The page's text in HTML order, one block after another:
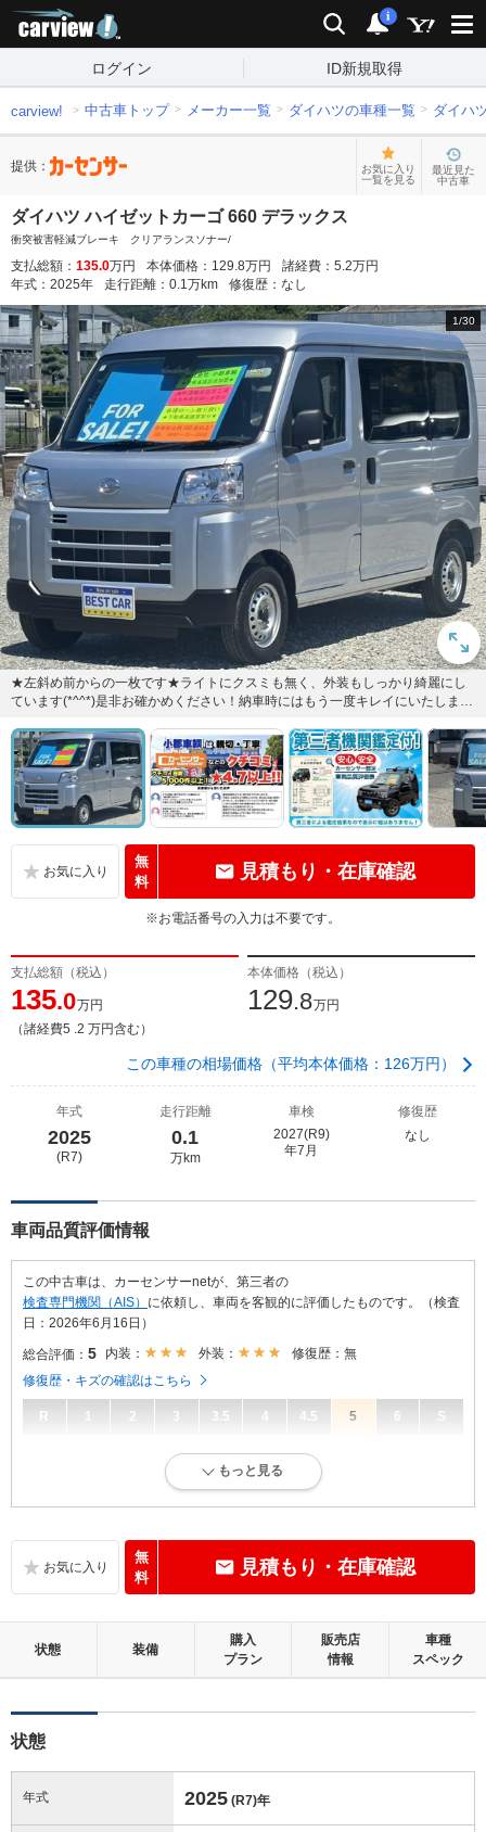
検索 通知
i
ログイン ID新規取得
carview! 中古車トップ メーカー一覧 ダイハツの車種一覧 ダイハ
提供：
お気に入り
一覧を見る
最近見た
中古車
ダイハツ ハイゼットカーゴ 660 デラックス
衝突被害軽減ブレーキ クリアランスソナー/
支払総額： 135.0万円 本体価格： 129.8万円 諸経費： 5.2万円
年式： 2025年 走行距離： 0.1万km 修復歴： なし
1/30
★左斜め前からの一枚です★ライトにクスミも無く、外装もしっかり綺麗にし
ています(*^^*)是非お確かめください！納車時にはもう一度キレイにいたしま
無
料
見積もり・在庫確認
※お電話番号の入力は不要です。
支払総額（税込）
135.0万円
（諸経費5 .2 万円含む）
本体価格（税込）
129.8万円
この車種の相場価格（平均本体価格：126万円）
年式
2025
(R7)
走行距離
0.1
万km
車検
2027(R9)
年7月
修復歴
なし
車両品質評価情報
この中古車は、カーセンサーnetが、第三者の
検査専門機関（AIS） に依頼し、車両を客観的に評価したものです。（検査
日：2026年6月16日）
総合評価： 5 内装： 外装：
修復歴：無
修復歴・キズの確認はこちら
R 1 2 3 3.5 4 4.5 5 6 S
走行距離5万km以下で、内外装にダメージがほとんどない、良好な状態
無キズ、もしくは傷みや汚れなどがほぼない、とても綺麗な状態です。
外装：
無キズ、もしくはキズやヘコミなどがほぼない、とても綺麗な状態で
修復歴：無
もっと見る
無
料
見積もり・在庫確認
状態 装備
購入
プラン
販売店
情報
車種
スペック
状態
年式 2025 (R7)年